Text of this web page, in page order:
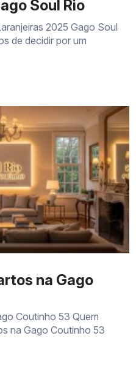
Soul Rio
2025 Gago Soul
de decidir por um
na Gago
Coutinho 53 Quem
na Gago Coutinho 53